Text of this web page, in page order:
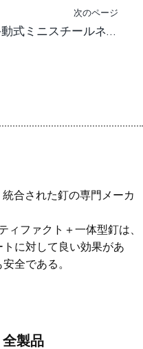
次のページ
手動式ミニスチールネイルガンは、コンパクトで持ち運びに便利なハンドツールで、様々な素材に素早く簡単に釘を打つことができます。
合された釘の専門メーカ
ファクト＋一体型釘は、
に対して良い効果があ
全である。
全製品